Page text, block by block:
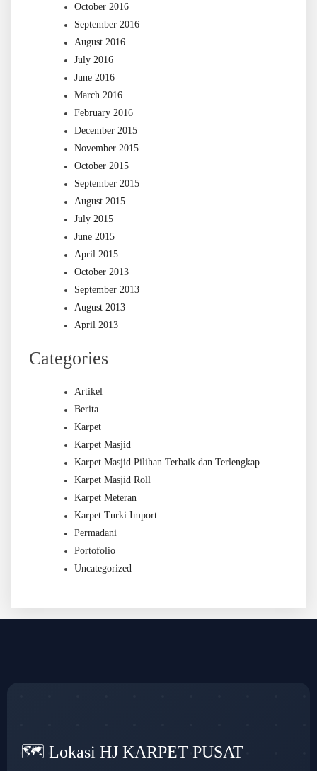
October 2016
September 2016
August 2016
July 2016
June 2016
March 2016
February 2016
December 2015
November 2015
October 2015
September 2015
August 2015
July 2015
June 2015
April 2015
October 2013
September 2013
August 2013
April 2013
Categories
Artikel
Berita
Karpet
Karpet Masjid
Karpet Masjid Pilihan Terbaik dan Terlengkap
Karpet Masjid Roll
Karpet Meteran
Karpet Turki Import
Permadani
Portofolio
Uncategorized
🗺️ Lokasi HJ KARPET PUSAT